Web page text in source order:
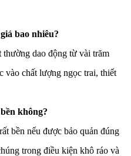
bao nhiêu?
thường dao động từ vài trăm
vào chất lượng ngọc trai, thiết
không?
bền nếu được bảo quản đúng
trong điều kiện khô ráo và